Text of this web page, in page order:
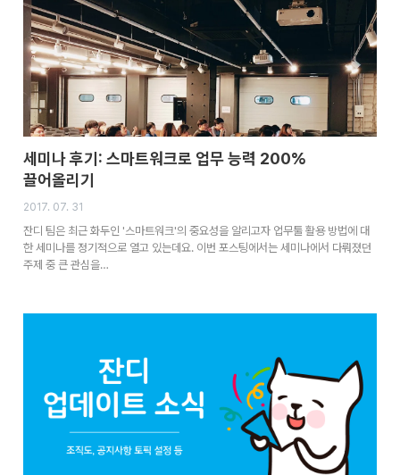
세미나 후기: 스마트워크로 업무 능력 200%
끌어올리기
2017. 07. 31
잔디 팀은 최근 화두인 '스마트워크'의 중요성을 알리고자 업무툴 활용 방법에 대
한 세미나를 정기적으로 열고 있는데요. 이번 포스팅에서는 세미나에서 다뤄졌던
주제 중 큰 관심을…